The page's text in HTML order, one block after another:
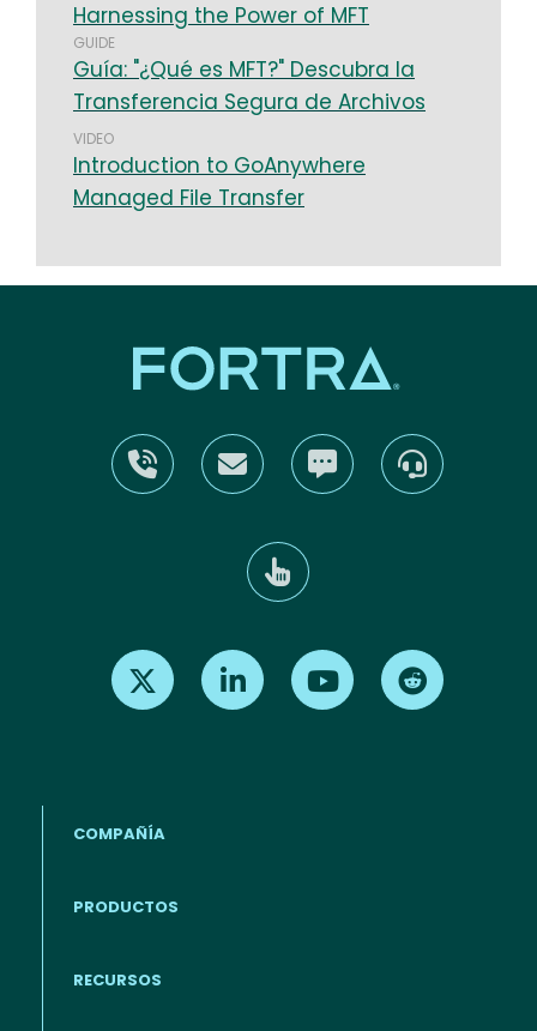
Harnessing the Power of MFT
GUIDE
Guía: "¿Qué es MFT?" Descubra la
Transferencia Segura de Archivos
VIDEO
Introduction to GoAnywhere
Managed File Transfer
Find us on X Find us on LinkedInFind us on Youtube
COMPAÑÍA
PRODUCTOS
RECURSOS